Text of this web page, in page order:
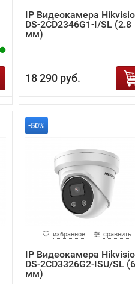
IP Видеокамера
DS-2CD2346G1-I/SL (2.8
мм)
18 290 руб.
-50%
избранное сравнить
IP Видеокамера
DS-2CD3326G2-ISU/SL (6
мм)